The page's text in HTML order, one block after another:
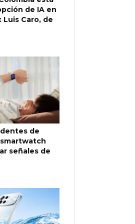
de IA en
Luis Caro, de
de
señales de